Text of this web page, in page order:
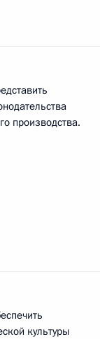
производства.
культуры